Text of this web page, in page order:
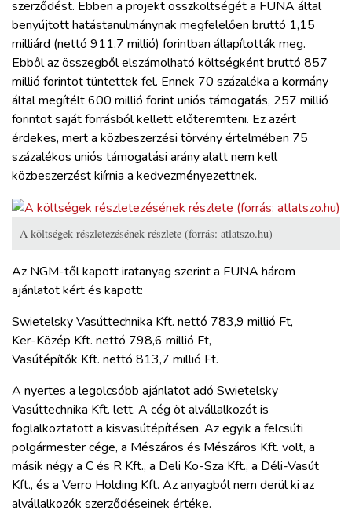
szerződést. Ebben a projekt összköltségét a FUNA által
benyújtott hatástanulmánynak megfelelően bruttó 1,15
milliárd (nettó 911,7 millió) forintban állapították meg.
Ebből az összegből elszámolható költségként bruttó 857
millió forintot tüntettek fel. Ennek 70 százaléka a kormány
által megítélt 600 millió forint uniós támogatás, 257 millió
forintot saját forrásból kellett előteremteni. Ez azért
érdekes, mert a közbeszerzési törvény értelmében 75
százalékos uniós támogatási arány alatt nem kell
közbeszerzést kiírnia a kedvezményezettnek.
A költségek részletezésének részlete (forrás: atlatszo.hu)
Az NGM-től kapott iratanyag szerint a FUNA három
ajánlatot kért és kapott:
Swietelsky Vasúttechnika Kft. nettó 783,9 millió Ft,
Ker-Közép Kft. nettó 798,6 millió Ft,
Vasútépítők Kft. nettó 813,7 millió Ft.
A nyertes a legolcsóbb ajánlatot adó Swietelsky
Vasúttechnika Kft. lett. A cég öt alvállalkozót is
foglalkoztatott a kisvasútépítésen. Az egyik a felcsúti
polgármester cége, a Mészáros és Mészáros Kft. volt, a
másik négy a C és R Kft., a Deli Ko-Sza Kft., a Déli-Vasút
Kft., és a Verro Holding Kft. Az anyagból nem derül ki az
alvállalkozók szerződéseinek értéke.